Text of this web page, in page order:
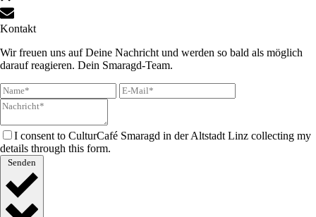
Kontakt
Wir freuen uns auf Deine Nachricht und werden so bald als möglich
darauf reagieren. Dein Smaragd-Team.
I consent to CulturCafé Smaragd in der Altstadt Linz collecting my
details through this form.
Senden